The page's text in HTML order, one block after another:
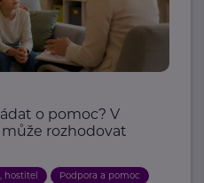
o pomoc? V
rozhodovat
hostitel Podpora a pomoc